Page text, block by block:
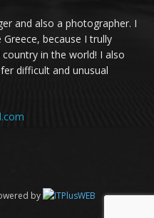
and also a photographer. I
because I trully
in the world! I also
difficult and unusual
by